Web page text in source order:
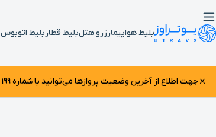
بلیط هواپیمارزرو هتلبلیط قطار بلیط اتوبوس
جهت اطلاع از آخرین وضعیت پرواز‌ها می‌توانید با شماره 199 تماس حاصل فرمایید.